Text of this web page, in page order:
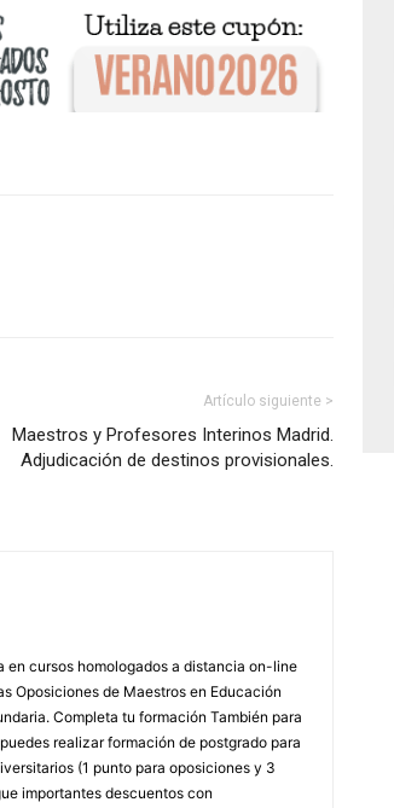
Artículo siguiente >
Maestros y Profesores Interinos Madrid.
Adjudicación de destinos provisionales.
cursos homologados a distancia on-line
Oposiciones de Maestros en Educación
Completa tu formación También para
realizar formación de postgrado para
(1 punto para oposiciones y 3
importantes descuentos con